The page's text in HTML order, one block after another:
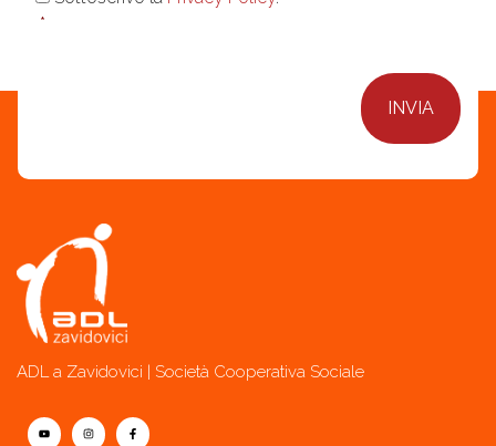
*
ADL a Zavidovici | Società Cooperativa Sociale